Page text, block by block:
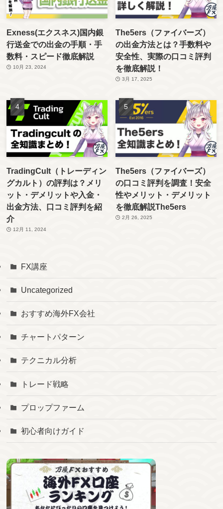
Exness(エクスネス)国内銀
行送金での出金の手順・手
数料・スピード徹底解説
10月 23, 2024
The5ers（ファイバーズ）
の出金方法とは？手数料や
安全性、実際の口コミ評判
を徹底解説！
3月 17, 2025
TradingCult（トレーディン
グカルト）の評判は？メリ
ット・デメリットや入金・
出金方法、口コミ評判を紹
介
12月 11, 2024
The5ers（ファイバーズ）
の口コミ評判を調査！安全
性やメリット・デメリット
を徹底解説The5ers
2月 26, 2025
FX講座
Uncategorized
おすすめ海外FX会社
チャートパターン
テクニカル分析
トレード戦略
プロップファーム
初心者向けガイド